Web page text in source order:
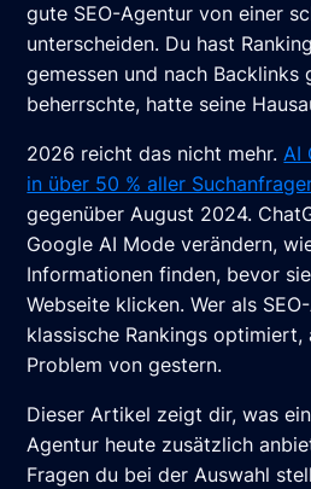
gute SEO-Agentur von einer
unterscheiden. Du hast
gemessen und nach Backlinks
beherrschte, hatte seine
2026 reicht das nicht mehr.AI
in über 50 % aller
gegenüber August 2024.
Google AI Mode verändern,
Informationen finden, bevor
Webseite klicken. Wer als
klassische Rankings optimiert,
Problem von gestern.
Dieser Artikel zeigt dir, was
Agentur heute zusätzlich
Fragen du bei der Auswahl